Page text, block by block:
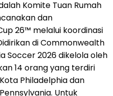
Komite Tuan Rumah
dan
26™ melalui koordinasi
di Commonwealth
Soccer 2026 dikelola oleh
14 orang yang terdiri
Philadelphia dan
Untuk